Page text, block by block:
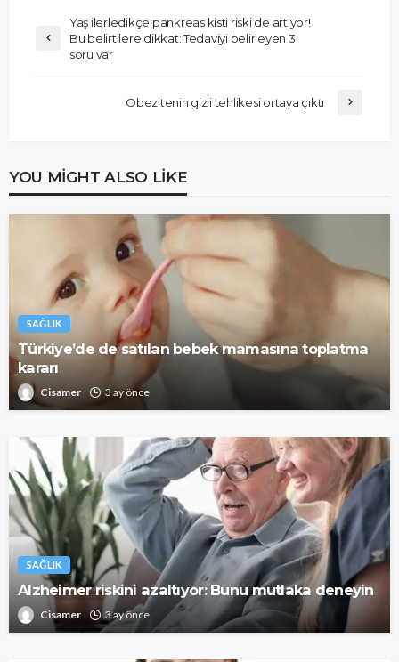
Yaş ilerledikçe pankreas kisti riski de artıyor!
Bu belirtilere dikkat: Tedaviyi belirleyen 3
soru var
Obezitenin gizli tehlikesi ortaya çıktı
YOU MIGHT ALSO LIKE
SAĞLIK
Türkiye’de de satılan bebek mamasına toplatma
kararı
Cisamer 3 ay önce
SAĞLIK
Alzheimer riskini azaltıyor: Bunu mutlaka deneyin
Cisamer 3 ay önce